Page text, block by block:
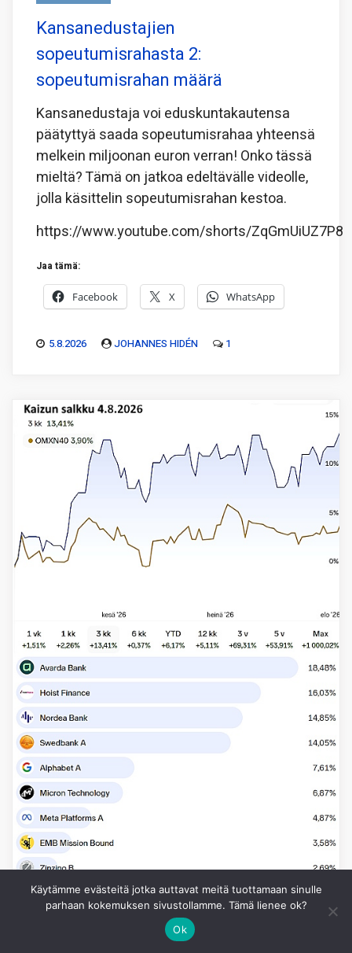
Kansanedustajien
sopeutumisrahasta 2:
sopeutumisrahan määrä
Kansanedustaja voi eduskuntakautensa
päätyttyä saada sopeutumisrahaa yhteensä
melkein miljoonan euron verran! Onko tässä
mieltä? Tämä on jatkoa edeltävälle videolle,
jolla käsittelin sopeutumisrahan kestoa.
https://www.youtube.com/shorts/ZqGmUiUZ7P8
Jaa tämä:
Facebook X WhatsApp
5.8.2026 JOHANNES HIDÉN 1
Käytämme evästeitä jotka auttavat meitä tuottamaan sinulle
parhaan kokemuksen sivustollamme. Tämä lienee ok?
Ok